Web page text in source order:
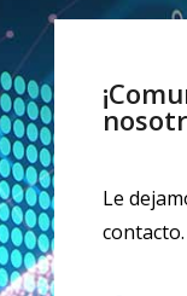
Le
contacto.